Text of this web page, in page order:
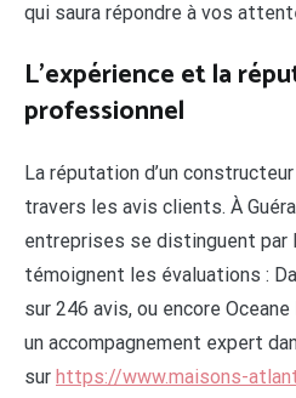
qui saura répondre à vos
L’expérience et la
professionnel
La réputation d’un
travers les avis clients. À
entreprises se distinguent par
témoignent les évaluations :
sur 246 avis, ou encore
un accompagnement expert
sur https://www.maisons-